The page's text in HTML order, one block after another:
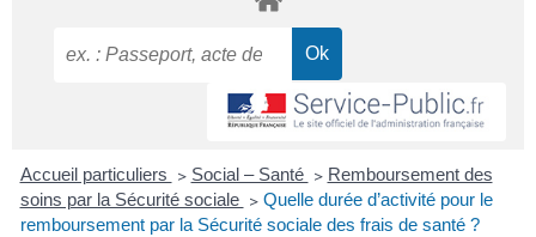
Accueil particuliers > Social – Santé > Remboursement des
soins par la Sécurité sociale > Quelle durée d’activité pour le
remboursement par la Sécurité sociale des frais de santé ?